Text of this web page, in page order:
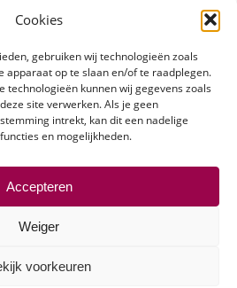
Cookies
gebruiken wij technologieën zoals
apparaat op te slaan en/of te raadplegen.
technologieën kunnen wij gegevens zoals
site verwerken. Als je geen
intrekt, kan dit een nadelige
en mogelijkheden.
Accepteren
Weiger
voorkeuren